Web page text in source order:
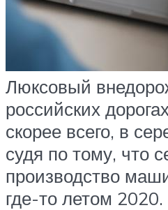
Люксовый
российских
скорее всего, в
судя по тому, что
производство
где-то летом 2020.